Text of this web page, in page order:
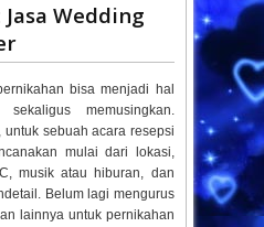
Wedding
bisa menjadi hal
sekaligus memusingkan.
sebuah acara resepsi
mulai dari lokasi,
musik atau hiburan, dan
Belum lagi mengurus
lainnya untuk pernikahan